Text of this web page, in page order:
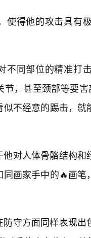
使得他的攻击具有
不同部位的精准打
，甚至颈部等要
不经意的踢击，
对人体骨骼结构
画家手中的🔥画笔
守方面同样表现